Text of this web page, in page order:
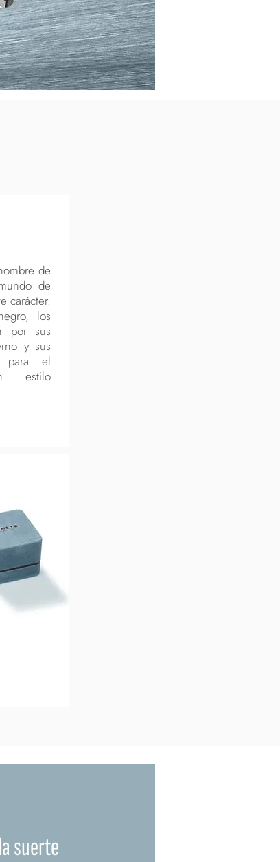
de
de
carácter.
los
por sus
y sus
para el
estilo
suerte